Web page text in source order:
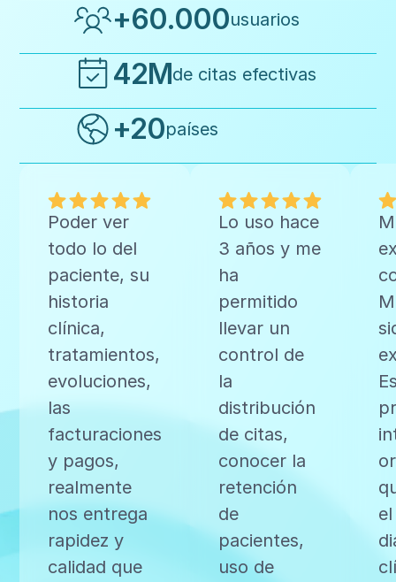
+60.000usuarios
42Mde citas efectivas
+20países
Poder ver
todo lo del
paciente, su
historia
clínica,
tratamientos,
evoluciones,
las
facturaciones
y pagos,
realmente
nos entrega
rapidez y
calidad que
Lo uso hace
3 años y me
ha
permitido
llevar un
control de
la
distribución
de citas,
conocer la
retención
de
pacientes,
uso de